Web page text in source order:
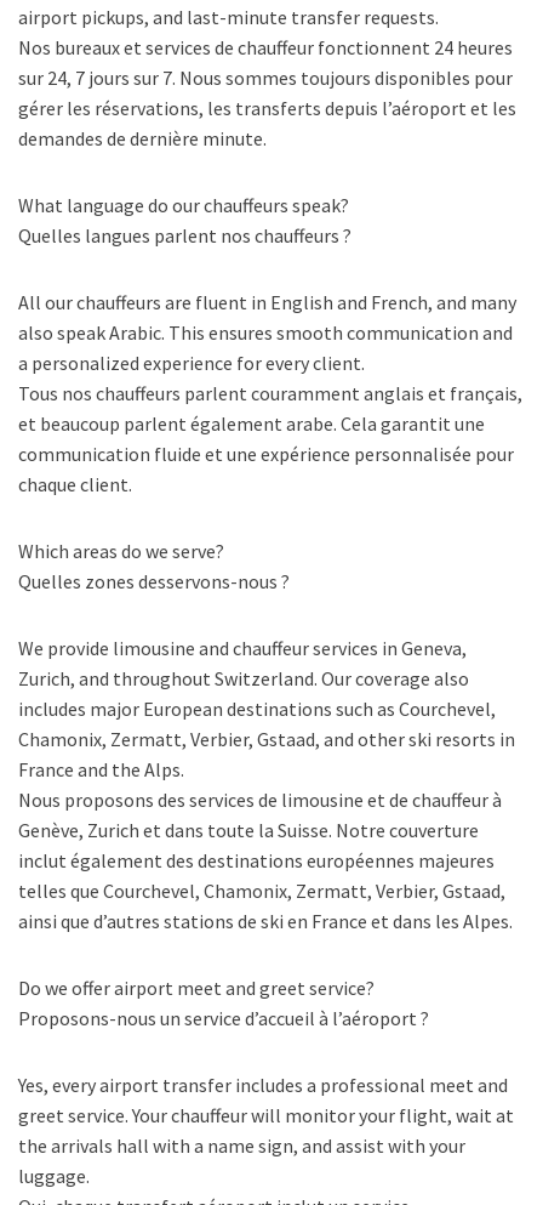
airport pickups, and last-minute transfer requests.
Nos bureaux et services de chauffeur fonctionnent 24 heures
sur 24, 7 jours sur 7. Nous sommes toujours disponibles pour
gérer les réservations, les transferts depuis l’aéroport et les
demandes de dernière minute.
What language do our chauffeurs speak?
Quelles langues parlent nos chauffeurs ?
All our chauffeurs are fluent in English and French, and many
also speak Arabic. This ensures smooth communication and
a personalized experience for every client.
Tous nos chauffeurs parlent couramment anglais et français,
et beaucoup parlent également arabe. Cela garantit une
communication fluide et une expérience personnalisée pour
chaque client.
Which areas do we serve?
Quelles zones desservons-nous ?
We provide limousine and chauffeur services in Geneva,
Zurich, and throughout Switzerland. Our coverage also
includes major European destinations such as Courchevel,
Chamonix, Zermatt, Verbier, Gstaad, and other ski resorts in
France and the Alps.
Nous proposons des services de limousine et de chauffeur à
Genève, Zurich et dans toute la Suisse. Notre couverture
inclut également des destinations européennes majeures
telles que Courchevel, Chamonix, Zermatt, Verbier, Gstaad,
ainsi que d’autres stations de ski en France et dans les Alpes.
Do we offer airport meet and greet service?
Proposons-nous un service d’accueil à l’aéroport ?
Yes, every airport transfer includes a professional meet and
greet service. Your chauffeur will monitor your flight, wait at
the arrivals hall with a name sign, and assist with your
luggage.